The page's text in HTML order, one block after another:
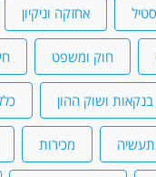
אחזקה וניקיון
חוק ומשפט
ושוק ההון
מכירות